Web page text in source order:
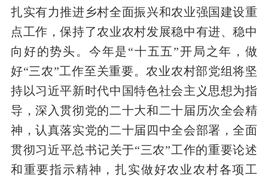
扎实有力推进乡村全面振兴和农业强国建设重
点工作，保持了农业农村发展稳中有进、稳中
向好的势头。今年是“十五五”开局之年，做
好“三农”工作至关重要。农业农村部党组将坚
持以习近平新时代中国特色社会主义思想为指
导，深入贯彻党的二十大和二十届历次全会精
神，认真落实党的二十届四中全会部署，全面
贯彻习近平总书记关于“三农”工作的重要论述
和重要指示精神，扎实做好农业农村各项工